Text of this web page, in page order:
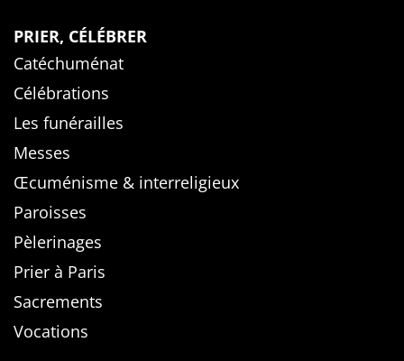
PRIER, CÉLÉBRER
Catéchuménat
Célébrations
Les funérailles
Messes
Œcuménisme & interreligieux
Paroisses
Pèlerinages
Prier à Paris
Sacrements
Vocations